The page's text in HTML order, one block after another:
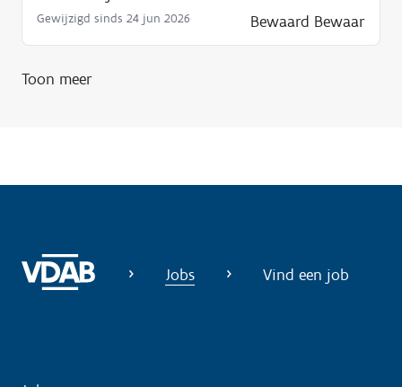
p
n
Gewijzigd sinds 24 jun 2026 Bewaard Bewaar
Toon meer
Jobs Vind een job